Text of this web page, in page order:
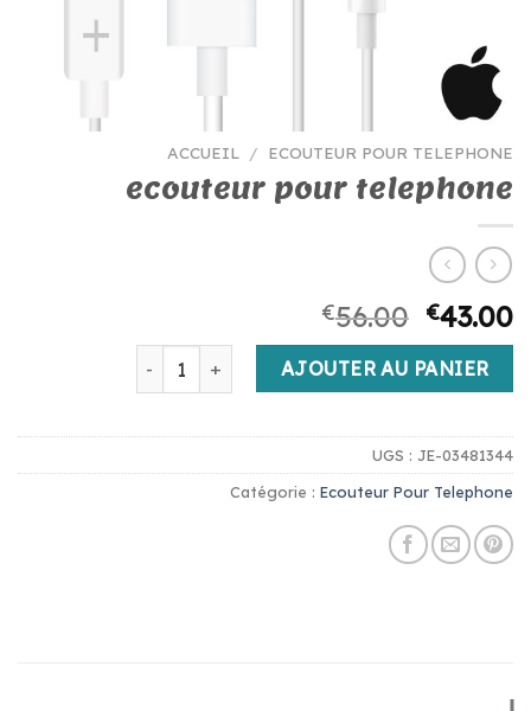
ACCUEIL / ECOUTEUR POUR TELEPHONE
ecouteur pour telephone
€56.00 €43.00
quantité de ecouteur pour telephone
AJOUTER AU PANIER
UGS : JE-03481344
Catégorie : Ecouteur Pour Telephone